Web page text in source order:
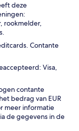
deze
rookmelder,
Contante
Visa,
contante
bedrag van EUR
meer informatie
de gegevens in de